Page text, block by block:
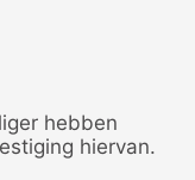
hebben
hiervan.